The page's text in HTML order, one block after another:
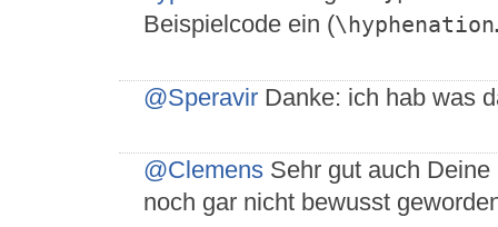
Beispielcode ein (
@Speravir Danke: ich hab was
@Clemens Sehr gut auch
noch gar nicht bewusst